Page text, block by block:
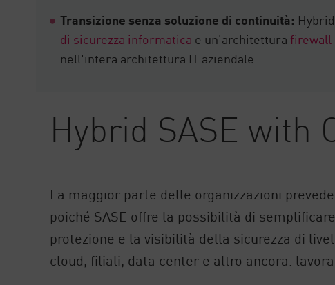
Transizione senza soluzione di continuità:
di sicurezza informatica e un'architettura firewall
nell'intera architettura IT aziendale.
Hybrid SASE with
La maggior parte delle organizzazioni
poiché SASE offre la possibilità di
protezione e la visibilità della sicurezza di
cloud, filiali, data center e altro ancora.